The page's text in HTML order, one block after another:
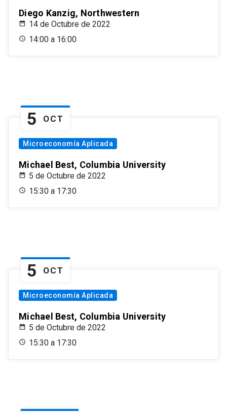
Diego Kanzig, Northwestern
14 de Octubre de 2022
14:00 a 16:00
5 OCT
Microeconomía Aplicada
Michael Best, Columbia University
5 de Octubre de 2022
15:30 a 17:30
5 OCT
Microeconomía Aplicada
Michael Best, Columbia University
5 de Octubre de 2022
15:30 a 17:30